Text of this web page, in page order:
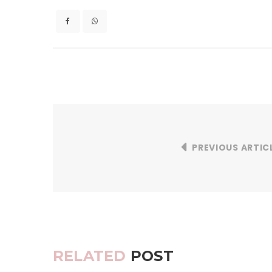
PREVIOUS
RELATED POST